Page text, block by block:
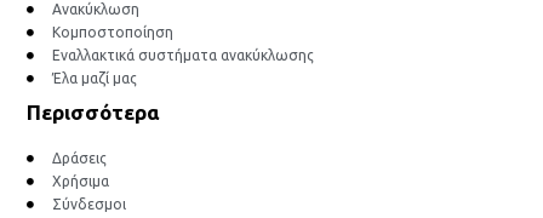
Ανακύκλωση
Κομποστοποίηση
Εναλλακτικά συστήματα ανακύκλωσης
Έλα μαζί μας
Περισσότερα
Δράσεις
Χρήσιμα
Σύνδεσμοι